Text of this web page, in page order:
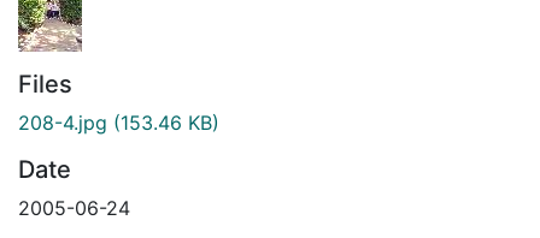
Files
208-4.jpg (153.46 KB)
Date
2005-06-24